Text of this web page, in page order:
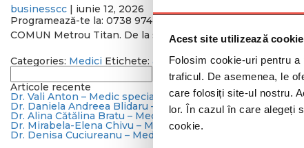
Acest site utilizează
Folosim cookie-uri pentru
traficul. De asemenea, le
care folosiți site-ul nostru.
lor. În cazul în care alegeți
cookie.
businesscc | iunie 12, 2026
Programează-te la: 0738 974 781 Cum ajungi la Policlinica
COMUN Metrou Titan. De la stația de metrou Titan, o
Categories: Medici Etichete: alexandru salem,ambulator,
Caută
după:
Articole recente
Dr. Vali Anton – Medic specialist dermato-venerologie
Dr. Daniela Andreea Blidaru – Medic specialist boli
Dr. Alina Cătălina Bratu – Medic primar oncologie medicală
Dr. Mirabela-Elena Chivu – Medic specialist medicină de
Dr. Denisa Cuciureanu – Medic specialist medicină internă